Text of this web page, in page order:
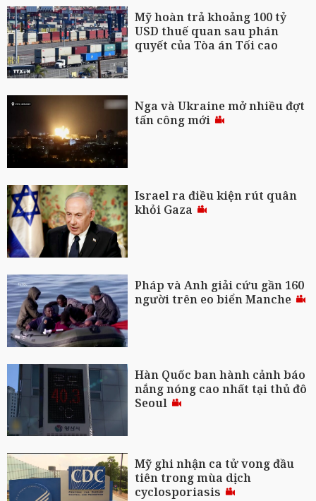
Mỹ hoàn trả khoảng 100 tỷ
USD thuế quan sau phán
quyết của Tòa án Tối cao
Nga và Ukraine mở nhiều đợt
tấn công mới
Israel ra điều kiện rút quân
khỏi Gaza
Pháp và Anh giải cứu gần 160
người trên eo biển Manche
Hàn Quốc ban hành cảnh báo
nắng nóng cao nhất tại thủ đô
Seoul
Mỹ ghi nhận ca tử vong đầu
tiên trong mùa dịch
cyclosporiasis